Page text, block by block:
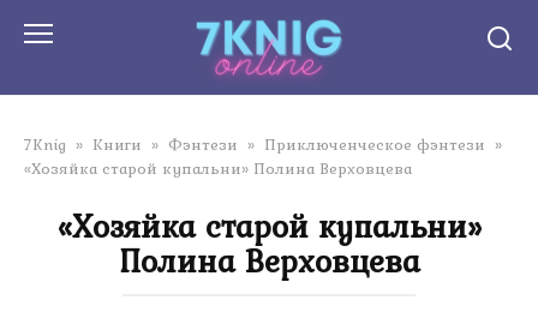
7Knig » Книги » Фэнтези » Приключенческое фэнтези »
«Хозяйка старой купальни» Полина Верховцева
«Хозяйка старой купальни»
Полина Верховцева